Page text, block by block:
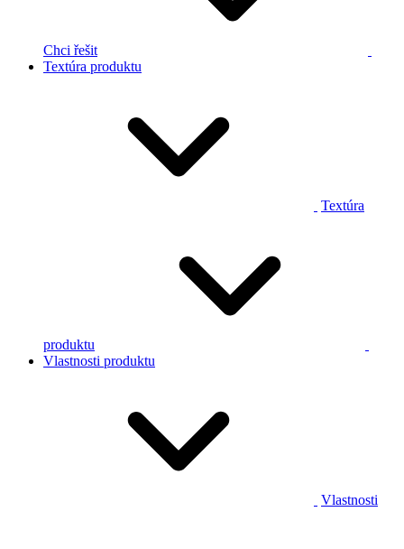
Chci řešit
Textúra produktu
Textúra
produktu
Vlastnosti produktu
Vlastnosti